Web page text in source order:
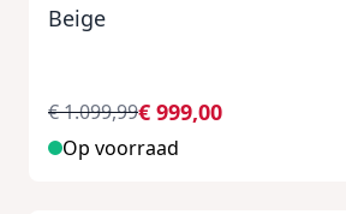
Beige
€ 999,00
€ 1.099,99
Op voorraad